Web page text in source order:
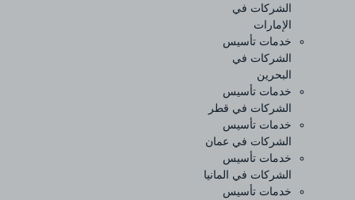
الشركات في
الإمارات
خدمات تأسيس
الشركات في
البحرين
خدمات تأسيس
الشركات في قطر
خدمات تأسيس
الشركات في عمان
خدمات تأسيس
الشركات في المانيا
خدمات تأسيس